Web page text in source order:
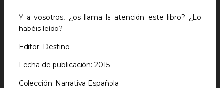
Y a vosotros, ¿os llama la atención este libro? ¿Lo
habéis leído?
Editor: Destino
Fecha de publicación: 2015
Colección: Narrativa Española